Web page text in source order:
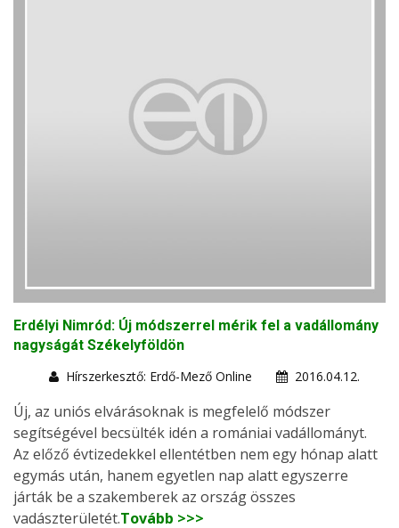
Erdélyi Nimród: Új módszerrel mérik fel a vadállomány
nagyságát Székelyföldön
Hírszerkesztő: Erdő-Mező Online
2016.04.12.
Új, az uniós elvárásoknak is megfelelő módszer
segítségével becsülték idén a romániai vadállományt.
Az előző évtizedekkel ellentétben nem egy hónap alatt
egymás után, hanem egyetlen nap alatt egyszerre
járták be a szakemberek az ország összes
vadászterületét.Tovább >>>